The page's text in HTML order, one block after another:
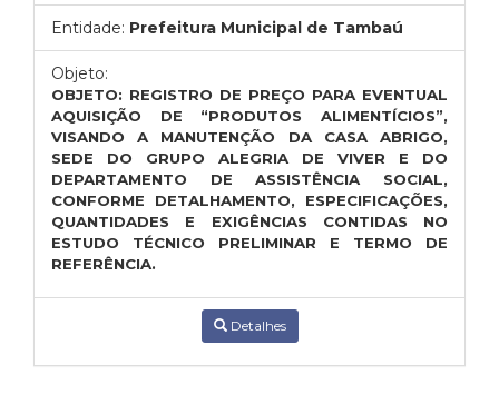
Entidade: Prefeitura Municipal de Tambaú
Objeto:
OBJETO: REGISTRO DE PREÇO PARA EVENTUAL
AQUISIÇÃO DE “PRODUTOS ALIMENTÍCIOS”,
VISANDO A MANUTENÇÃO DA CASA ABRIGO,
SEDE DO GRUPO ALEGRIA DE VIVER E DO
DEPARTAMENTO DE ASSISTÊNCIA SOCIAL,
CONFORME DETALHAMENTO, ESPECIFICAÇÕES,
QUANTIDADES E EXIGÊNCIAS CONTIDAS NO
ESTUDO TÉCNICO PRELIMINAR E TERMO DE
REFERÊNCIA.
Detalhes